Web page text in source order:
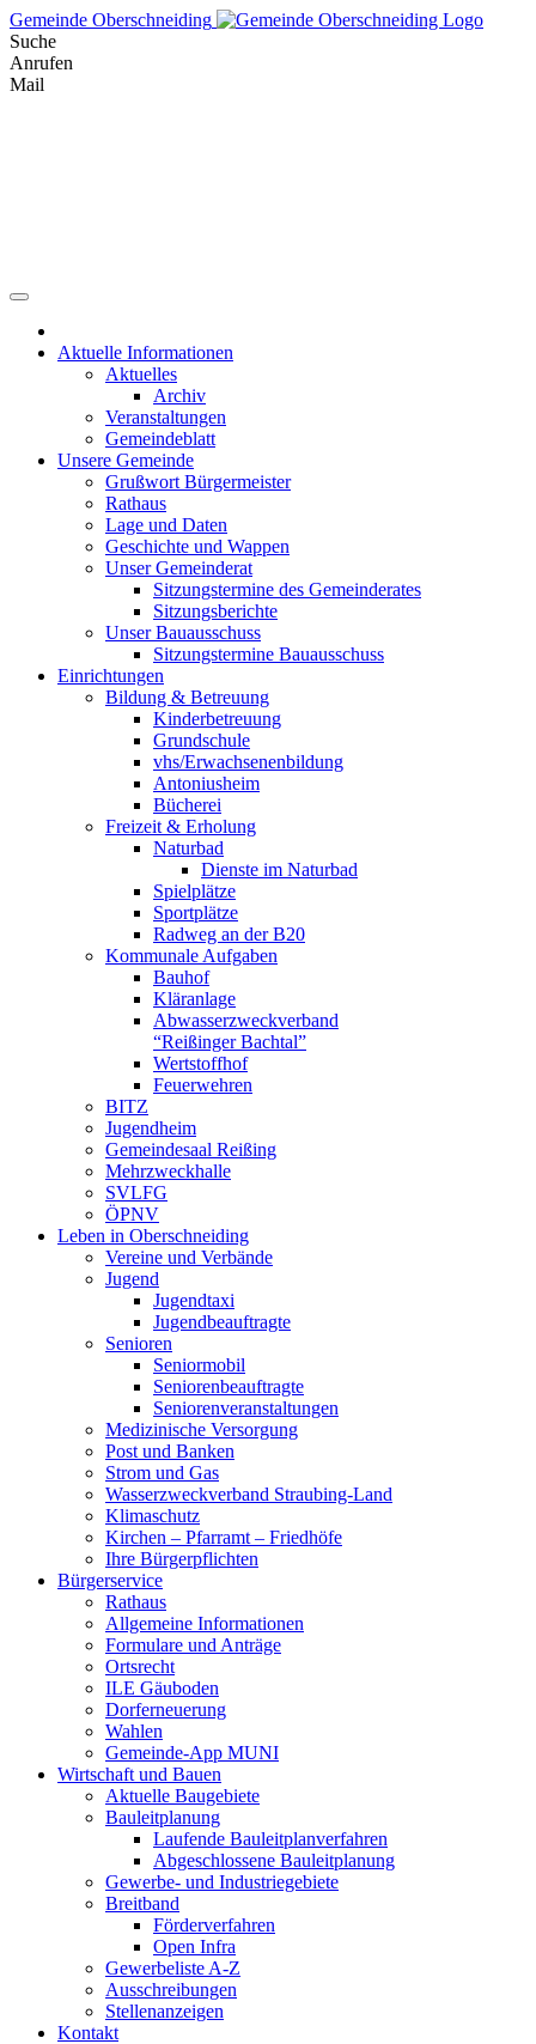
Skip
to
content
Gemeinde Oberschneiding
Suche
Anrufen
Mail
Aktuelle Informationen
Aktuelles
Archiv
Veranstaltungen
Gemeindeblatt
Unsere Gemeinde
Grußwort Bürgermeister
Rathaus
Lage und Daten
Geschichte und Wappen
Unser Gemeinderat
Sitzungstermine des Gemeinderates
Sitzungsberichte
Unser Bauausschuss
Sitzungstermine Bauausschuss
Einrichtungen
Bildung & Betreuung
Kinderbetreuung
Grundschule
vhs/Erwachsenenbildung
Antoniusheim
Bücherei
Freizeit & Erholung
Naturbad
Dienste im Naturbad
Spielplätze
Sportplätze
Radweg an der B20
Kommunale Aufgaben
Bauhof
Kläranlage
Abwasserzweckverband
“Reißinger Bachtal”
Wertstoffhof
Feuerwehren
BITZ
Jugendheim
Gemeindesaal Reißing
Mehrzweckhalle
SVLFG
ÖPNV
Leben in Oberschneiding
Vereine und Verbände
Jugend
Jugendtaxi
Jugendbeauftragte
Senioren
Seniormobil
Seniorenbeauftragte
Seniorenveranstaltungen
Medizinische Versorgung
Post und Banken
Strom und Gas
Wasserzweckverband Straubing-Land
Klimaschutz
Kirchen – Pfarramt – Friedhöfe
Ihre Bürgerpflichten
Bürgerservice
Rathaus
Allgemeine Informationen
Formulare und Anträge
Ortsrecht
ILE Gäuboden
Dorferneuerung
Wahlen
Gemeinde-App MUNI
Wirtschaft und Bauen
Aktuelle Baugebiete
Bauleitplanung
Laufende Bauleitplanverfahren
Abgeschlossene Bauleitplanung
Gewerbe- und Industriegebiete
Breitband
Förderverfahren
Open Infra
Gewerbeliste A-Z
Ausschreibungen
Stellenanzeigen
Kontakt